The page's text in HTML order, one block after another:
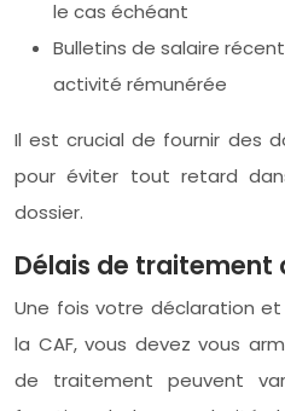
le cas échéant
Bulletins de salaire
activité rémunérée
Il est crucial de fournir des
pour éviter tout retard
dossier.
Délais de traitement
Une fois votre déclaration
la CAF, vous devez vous
de traitement peuvent